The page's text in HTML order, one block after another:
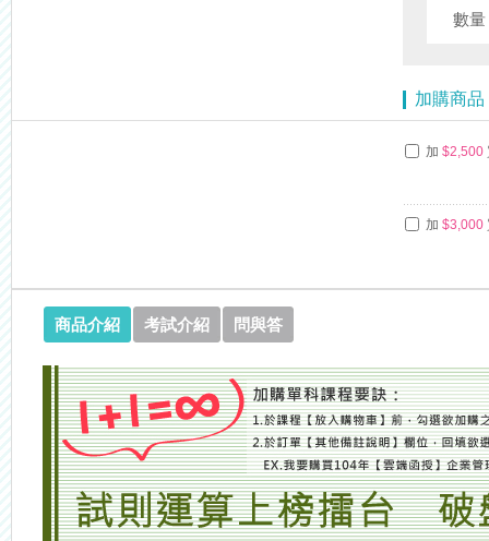
數
加購商品
加 $2,500
加 $3,000
商品介紹 考試介紹 問與答